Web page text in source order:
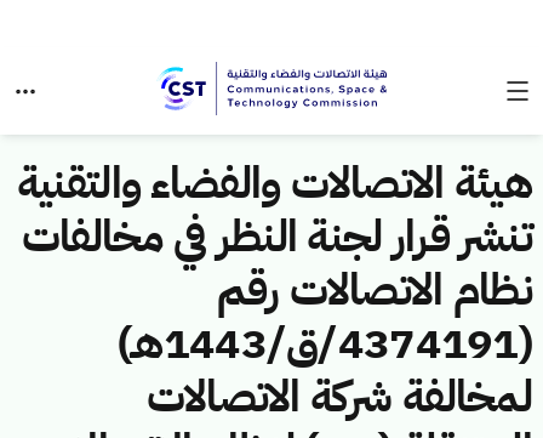
هيئة الاتصالات والفضاء والتقنية
تنشر قرار لجنة النظر في مخالفات
نظام الاتصالات رقم
(4374191/ق/1443هـ)
لمخالفة شركة الاتصالات